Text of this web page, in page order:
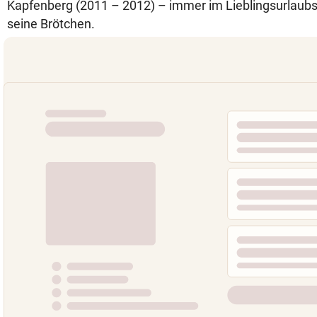
Kapfenberg (2011 – 2012) – immer im
seine Brötchen.